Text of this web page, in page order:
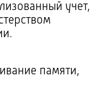
учет,
памяти,